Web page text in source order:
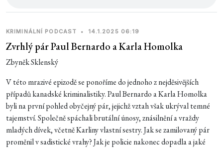
KRIMINÁLNÍ PODCAST • 14.1.2025 06:19
Zvrhlý pár Paul Bernardo a Karla Homolka
Zbyněk Sklenský
V této mrazivé epizodě se ponoříme do jednoho z nejděsivějších
případů kanadské kriminalistiky. Paul Bernardo a Karla Homolka
byli na první pohled obyčejný pár, jejichž vztah však ukrýval temné
tajemství. Společně spáchali brutální únosy, znásilnění a vraždy
mladých dívek, včetně Karliny vlastní sestry. Jak se zamilovaný pár
proměnil v sadistické vrahy? Jak je policie nakonec dopadla a jaké